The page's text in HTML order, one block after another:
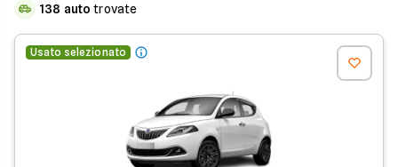
138 auto trovate
Usato selezionato